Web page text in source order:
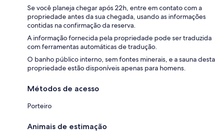
Se você planeja chegar após 22h, entre em contato com a
propriedade antes da sua chegada, usando as informações
contidas na confirmação da reserva.
A informação fornecida pela propriedade pode ser traduzida
com ferramentas automáticas de tradução.
O banho público interno, sem fontes minerais, e a sauna desta
propriedade estão disponíveis apenas para homens.
Métodos de acesso
Porteiro
Animais de estimação